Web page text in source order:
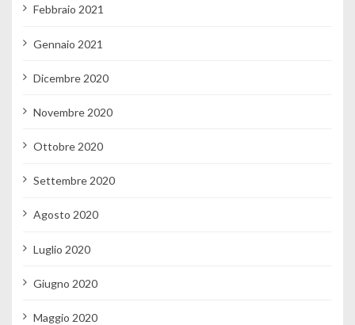
Febbraio 2021
Gennaio 2021
Dicembre 2020
Novembre 2020
Ottobre 2020
Settembre 2020
Agosto 2020
Luglio 2020
Giugno 2020
Maggio 2020